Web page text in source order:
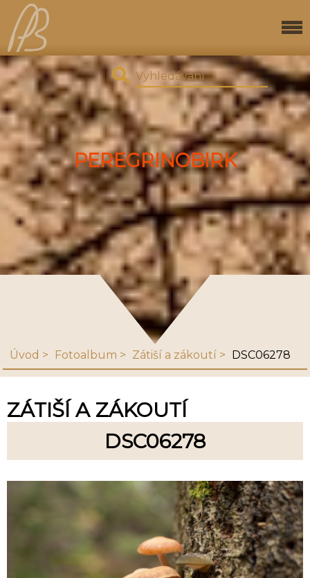
PEREGRINOBIRK
Úvod Fotoalbum Zátiší a zákoutí DSC06278
ZÁTIŠÍ A ZÁKOUTÍ
DSC06278